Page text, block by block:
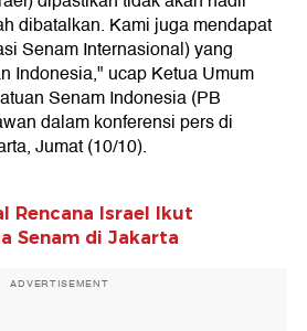
dibatalkan. Kami juga mendapat
Senam Internasional) yang
Indonesia," ucap Ketua Umum
Senam Indonesia (PB
dalam konferensi pers di
Jumat (10/10).
Rencana Israel Ikut
Senam di Jakarta
ADVERTISEMENT